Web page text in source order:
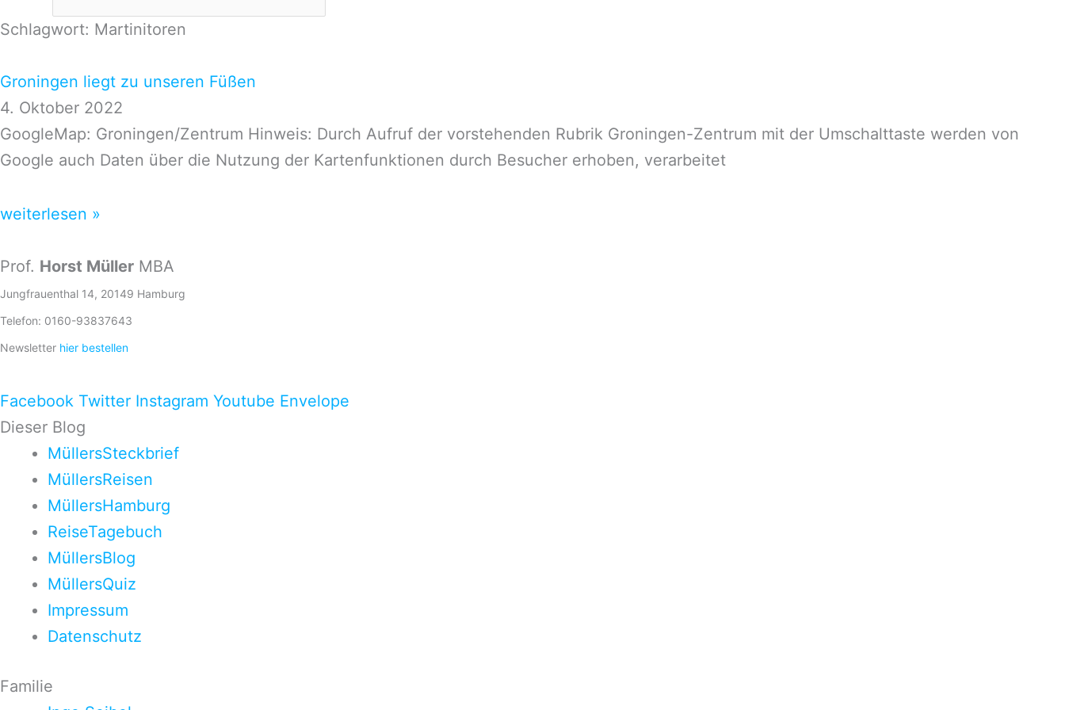
Schlagwort: Martinitoren
Groningen liegt zu unseren Füßen
4. Oktober 2022
GoogleMap: Groningen/Zentrum Hinweis: Durch Aufruf der vorstehenden Rubrik Groningen-Zentrum mit der Umschalttaste werden von
Google auch Daten über die Nutzung der Kartenfunktionen durch Besucher erhoben, verarbeitet
weiterlesen »
Prof. Horst Müller MBA
Jungfrauenthal 14, 20149 Hamburg
Telefon: 0160-93837643
Newsletter hier bestellen
Facebook Twitter Instagram Youtube Envelope
Dieser Blog
MüllersSteckbrief
MüllersReisen
MüllersHamburg
ReiseTagebuch
MüllersBlog
MüllersQuiz
Impressum
Datenschutz
Familie